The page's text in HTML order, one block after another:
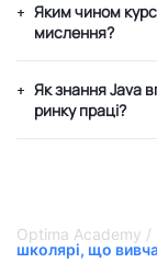
+ Яким чином
мислення?
+ Як знання Java
ринку праці?
Optima Academy /
школярі, що